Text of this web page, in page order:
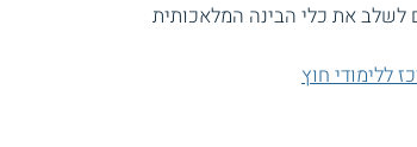
לשלב את כלי הבינה המלאכותית
ללימודי חוץ